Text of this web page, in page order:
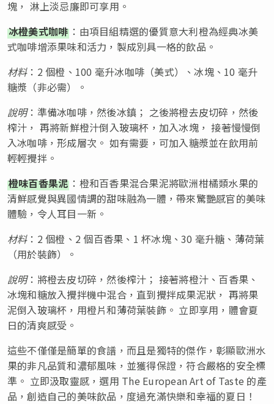
塊， 淋上淡忌廉即可享用。
冰橙美式咖啡 ：由項目組精選的優質意大利橙為經典冰美
式咖啡增添果味和活力，製成別具一格的飲品。
材料：2 個橙、100 毫升冰咖啡（美式）、冰塊、10 毫升
糖漿（非必需）。
說明：準備冰咖啡，然後冰鎮； 之後將橙去皮切碎，然後
榨汁， 再將新鮮橙汁倒入玻璃杯，加入冰塊， 接著慢慢倒
入冰咖啡，形成層次。 如有需要，可加入糖漿並在飲用前
輕輕攪拌。
橙味百香果泥 ：橙和百香果混合果泥將歐洲柑橘類水果的
清鮮感覺與異國情調的甜味融為一體，帶來驚艷感官的美味
體驗，令人耳目一新。
材料：2 個橙、2 個百香果、1 杯冰塊、30 毫升糖、薄荷葉
（用於裝飾）。
說明：將橙去皮切碎，然後榨汁； 接著將橙汁、百香果、
冰塊和糖放入攪拌機中混合，直到攪拌成果泥狀， 再將果
泥倒入玻璃杯，用橙片和薄荷葉裝飾。 立即享用，體會夏
日的清爽感受。
這些不僅僅是簡單的食譜，而且是獨特的傑作，彰顯歐洲水
果的非凡品質和濃郁風味，並獲得保證，符合嚴格的安全標
準。 立即汲取靈感，選用 The European Art of Taste 的產
品，創造自己的美味飲品，度過充滿快樂和幸福的夏日！